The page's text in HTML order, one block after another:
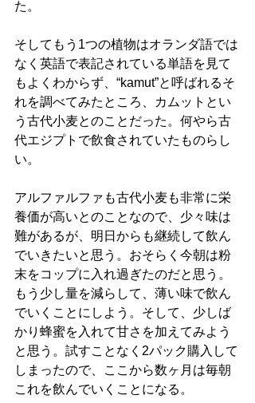
た。
そしてもう1つの植物はオランダ語では
なく英語で表記されている単語を見て
もよくわからず、“kamut”と呼ばれるそ
れを調べてみたところ、カムットとい
う古代小麦とのことだった。何やら古
代エジプトで飲食されていたものらし
い。
アルファルファも古代小麦も非常に栄
養価が高いとのことなので、少々味は
難があるが、明日からも継続して飲ん
でいきたいと思う。おそらく今朝は粉
末をコップに入れ過ぎたのだと思う。
もう少し量を減らして、薄い味で飲ん
でいくことにしよう。そして、少しば
かり蜂蜜を入れて甘さを加えてみよう
と思う。試すことなく2パック購入して
しまったので、ここから数ヶ月は毎朝
これを飲んでいくことになる。